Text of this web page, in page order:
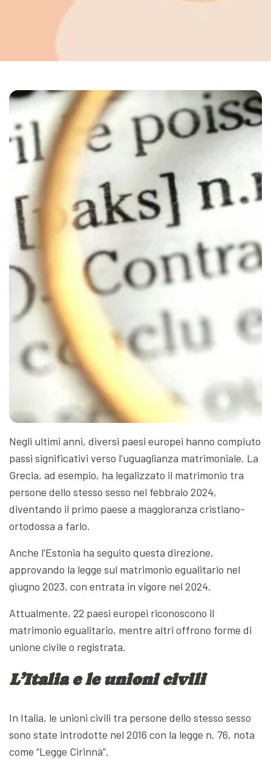
Negli ultimi anni, diversi paesi europei hanno compiuto
passi significativi verso l’uguaglianza matrimoniale. La
Grecia, ad esempio, ha legalizzato il matrimonio tra
persone dello stesso sesso nel febbraio 2024,
diventando il primo paese a maggioranza cristiano-
ortodossa a farlo.
Anche l’Estonia ha seguito questa direzione,
approvando la legge sul matrimonio egualitario nel
giugno 2023, con entrata in vigore nel 2024.
Attualmente, 22 paesi europei riconoscono il
matrimonio egualitario, mentre altri offrono forme di
unione civile o registrata.
L’Italia e le unioni civili
In Italia, le unioni civili tra persone dello stesso sesso
sono state introdotte nel 2016 con la legge n. 76, nota
come “Legge Cirinnà”.